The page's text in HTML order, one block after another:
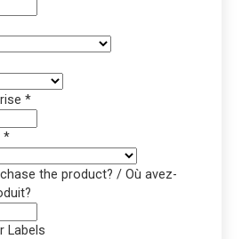
*
*
the product? / Où avez-
Labels